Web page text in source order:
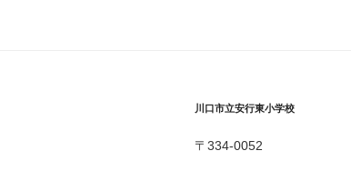
川口市立安行東小学校
〒334-0052